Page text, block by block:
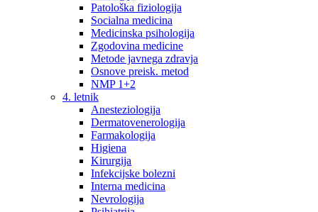
Patološka fiziologija
Socialna medicina
Medicinska psihologija
Zgodovina medicine
Metode javnega zdravja
Osnove preisk. metod
NMP 1+2
4. letnik
Anesteziologija
Dermatovenerologija
Farmakologija
Higiena
Kirurgija
Infekcijske bolezni
Interna medicina
Nevrologija